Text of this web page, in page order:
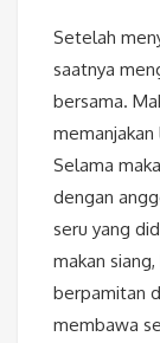
Setelah
saatnya
bersama.
Selama
dengan
seru yang
makan
berpamitan
membawa